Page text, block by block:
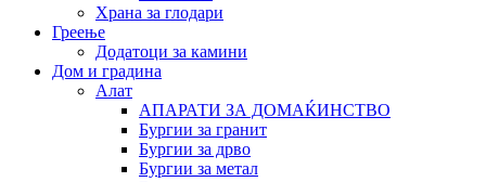
Храна за глодари
Греење
Додатоци за камини
Дом и градина
Алат
АПАРАТИ ЗА ДОМАЌИНСТВО
Бургии за гранит
Бургии за дрво
Бургии за метал